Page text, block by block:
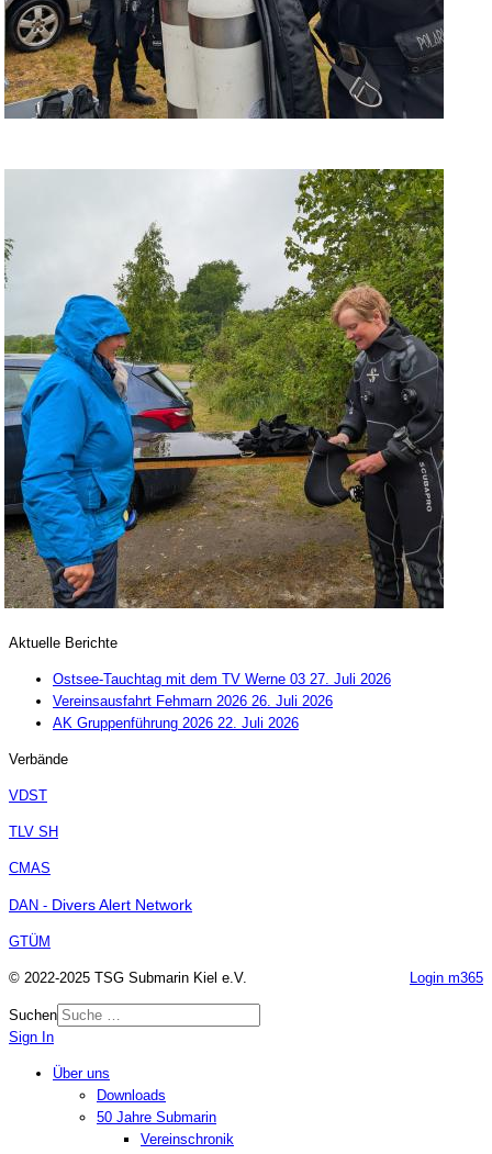
Aktuelle Berichte
Ostsee-Tauchtag mit dem TV Werne 03 27. Juli 2026
Vereinsausfahrt Fehmarn 2026 26. Juli 2026
AK Gruppenführung 2026 22. Juli 2026
Verbände
VDST
TLV SH
CMAS
DAN - Divers Alert Network
GTÜM
© 2022-2025 TSG Submarin Kiel e.V. Login m365
Suchen
Sign In
Über uns
Downloads
50 Jahre Submarin
Vereinschronik